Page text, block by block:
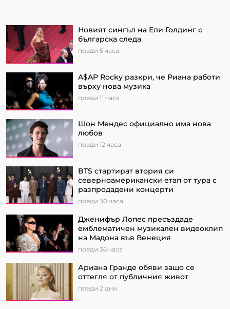
Новият сингъл на Ели Голдинг с
българска следа
преди 5 часа
A$AP Rocky разкри, че Риана работи
върху нова музика
преди 11 часа
Шон Мендес официално има нова
любов
преди 12 часа
BTS стартират втория си
северноамерикански етап от турa с
разпродадени концерти
преди 30 часа
Дженифър Лопес пресъздаде
емблематичен музикален видеоклип
на Мадона във Венеция
преди 36 часа
Ариана Гранде обяви защо се
оттегля от публичния живот
преди 2 дни